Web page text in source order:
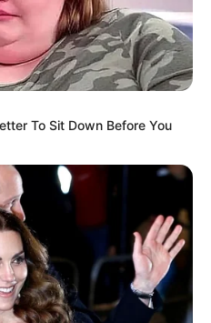
To Sit Down Before You